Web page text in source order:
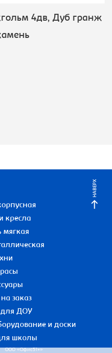
4дв, Дуб гранж
НАВЕРХ
кресла
мягкая
заказ
ДОУ
и доски
школы
ООО «Офис51+»